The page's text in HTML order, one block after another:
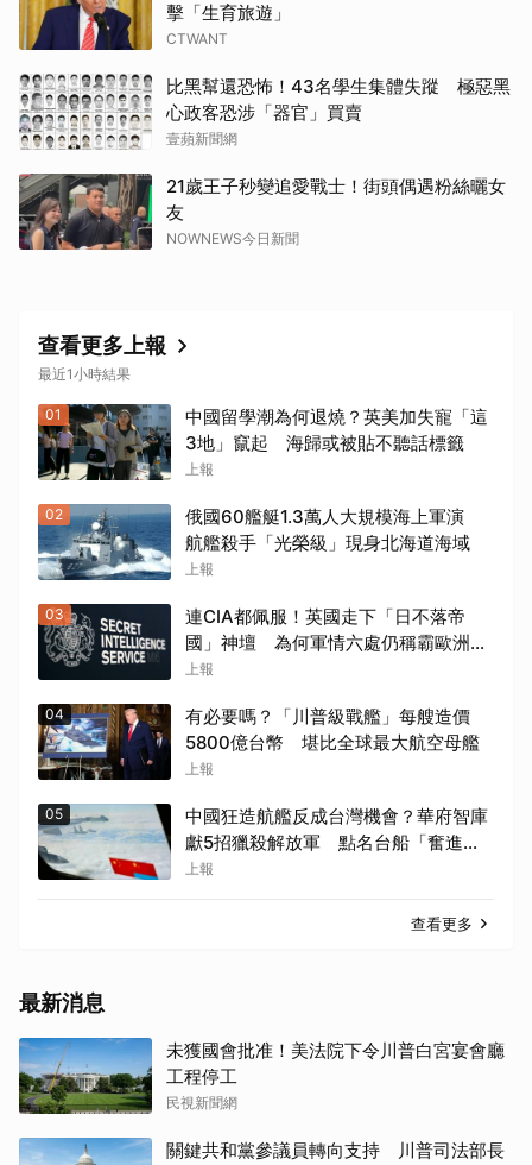
擊「生育旅遊」
CTWANT
比黑幫還恐怖！43名學生集體失蹤 極惡黑
心政客恐涉「器官」買賣
壹蘋新聞網
21歲王子秒變追愛戰士！街頭偶遇粉絲曬女
友
NOWNEWS今日新聞
查看更多上報
最近1小時結果
01
中國留學潮為何退燒？英美加失寵「這
3地」竄起 海歸或被貼不聽話標籤
上報
02
俄國60艦艇1.3萬人大規模海上軍演
航艦殺手「光榮級」現身北海道海域
上報
03
連CIA都佩服！英國走下「日不落帝
國」神壇 為何軍情六處仍稱霸歐洲間
諜界
上報
04
有必要嗎？「川普級戰艦」每艘造價
5800億台幣 堪比全球最大航空母艦
上報
05
中國狂造航艦反成台灣機會？華府智庫
獻5招獵殺解放軍 點名台船「奮進魔
鬼魚」出戰
上報
查看更多
最新消息
未獲國會批准！美法院下令川普白宮宴會廳
工程停工
民視新聞網
關鍵共和黨參議員轉向支持 川普司法部長